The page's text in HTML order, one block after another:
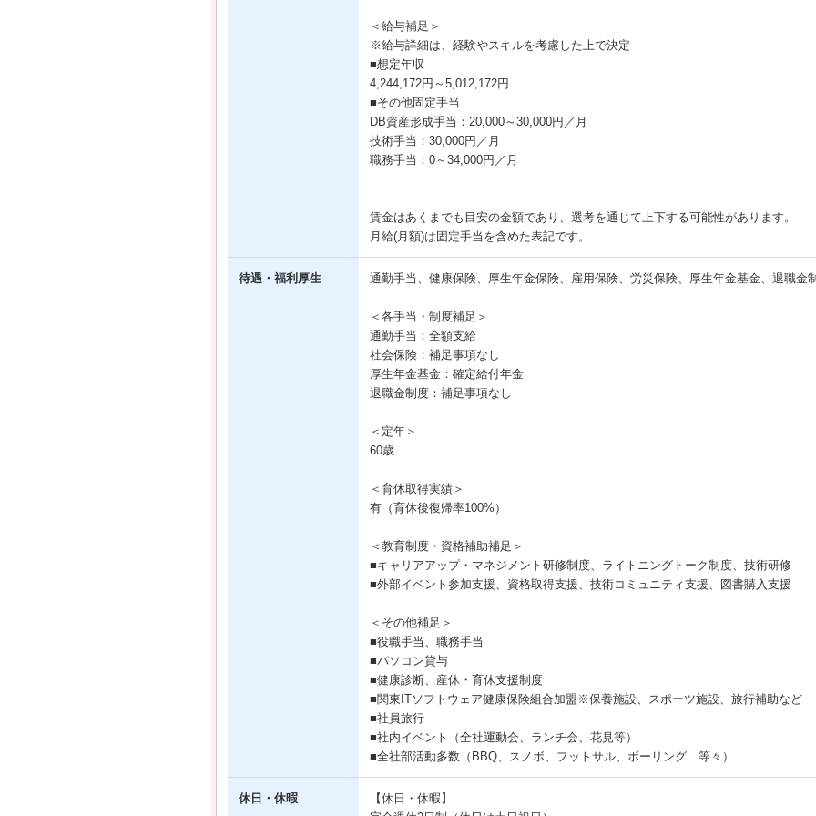
＜給与補足＞
※給与詳細は、経験やスキルを考慮した上で決定
■想定年収
4,244,172円～5,012,172円
■その他固定手当
DB資産形成手当：20,000～30,000円／月
技術手当：30,000円／月
職務手当：0～34,000円／月
賃金はあくまでも目安の金額であり、選考を通じて上下する可能性があります。
月給(月額)は固定手当を含めた表記です。
待遇・福利厚生 通勤手当、健康保険、厚生年金保険、雇用保険、労災保険、厚生年金基金、退職金
＜各手当・制度補足＞
通勤手当：全額支給
社会保険：補足事項なし
厚生年金基金：確定給付年金
退職金制度：補足事項なし
＜定年＞
60歳
＜育休取得実績＞
有（育休後復帰率100%）
＜教育制度・資格補助補足＞
■キャリアアップ・マネジメント研修制度、ライトニングトーク制度、技術研修
■外部イベント参加支援、資格取得支援、技術コミュニティ支援、図書購入支援
＜その他補足＞
■役職手当、職務手当
■パソコン貸与
■健康診断、産休・育休支援制度
■関東ITソフトウェア健康保険組合加盟※保養施設、スポーツ施設、旅行補助など
■社員旅行
■社内イベント（全社運動会、ランチ会、花見等）
■全社部活動多数（BBQ、スノボ、フットサル、ボーリング 等々）
休日・休暇
【休日・休暇】